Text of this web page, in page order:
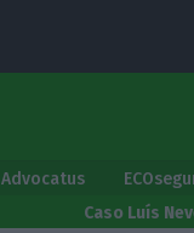
Advocatus
Caso Luís